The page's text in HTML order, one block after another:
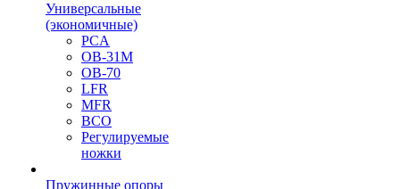
Универсальные
(экономичные)
PCA
ОВ-31М
OB-70
LFR
MFR
ВСО
Регулируемые
ножки
Пружинные опоры